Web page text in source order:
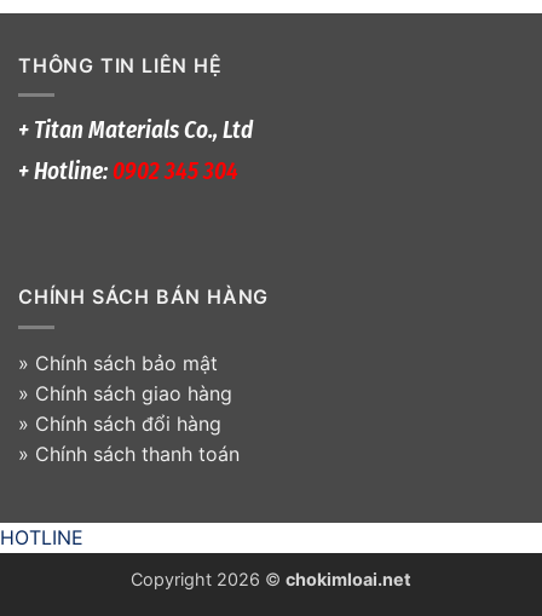
THÔNG TIN LIÊN HỆ
+ Titan Materials Co., Ltd
+ Hotline:0902 345 304
CHÍNH SÁCH BÁN HÀNG
» Chính sách bảo mật
» Chính sách giao hàng
» Chính sách đổi hàng
» Chính sách thanh toán
HOTLINE
Copyright 2026 © chokimloai.net